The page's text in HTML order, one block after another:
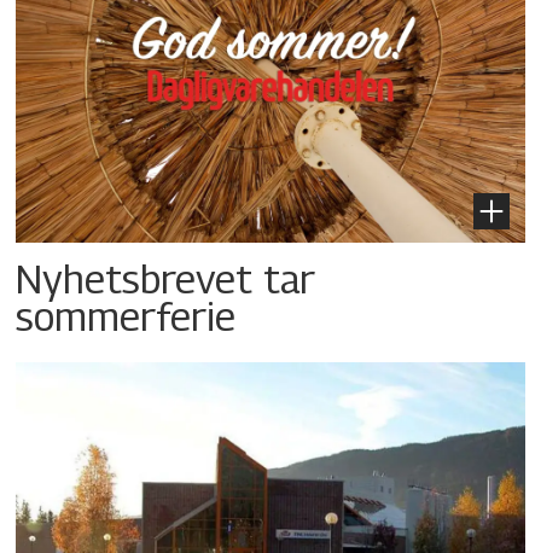
Nyhetsbrevet tar
sommerferie